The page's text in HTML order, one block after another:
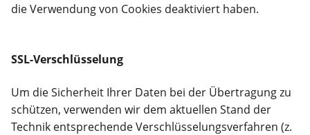
die Verwendung von Cookies deaktiviert haben.
SSL-Verschlüsselung
Um die Sicherheit Ihrer Daten bei der Übertragung zu
schützen, verwenden wir dem aktuellen Stand der
Technik entsprechende Verschlüsselungsverfahren (z.